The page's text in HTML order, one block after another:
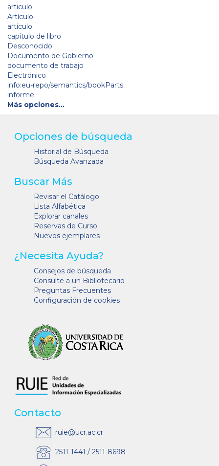
articulo
Artículo
artículo
capítulo de libro
Desconocido
Documento de Gobierno
documento de trabajo
Electrónico
info:eu-repo/semantics/bookParts
informe
Más opciones…
Opciones de búsqueda
Historial de Búsqueda
Búsqueda Avanzada
Buscar Más
Revisar el Catálogo
Lista Alfabética
Explorar canales
Reservas de Curso
Nuevos ejemplares
¿Necesita Ayuda?
Consejos de búsqueda
Consulte a un Bibliotecario
Preguntas Frecuentes
Configuración de cookies
Contacto
ruie@ucr.ac.cr
2511-1441 / 2511-8698